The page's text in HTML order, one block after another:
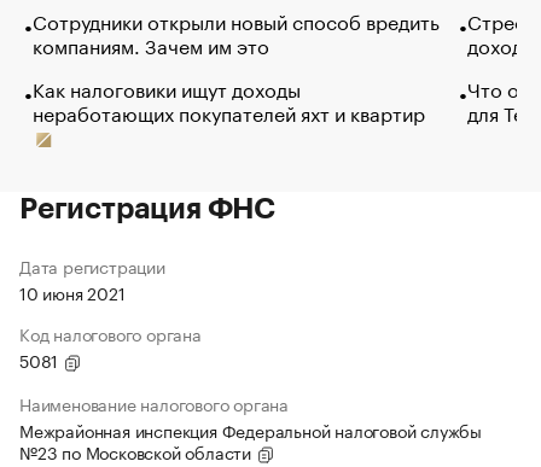
Сотрудники открыли новый способ вредить
компаниям. Зачем им это
Как налоговики ищут доходы
неработающих покупателей яхт и квартир
Что
для
Регистрация ФНС
Дата регистрации
10 июня 2021
Код налогового органа
5081
Наименование налогового органа
Межрайонная инспекция Федеральной налоговой службы
№23 по Московской области